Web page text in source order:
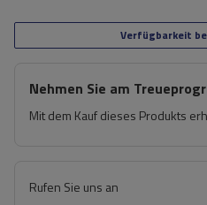
Verfügbarkeit
Nehmen Sie am
Mit dem Kauf dieses Produkts
Rufen Sie uns an